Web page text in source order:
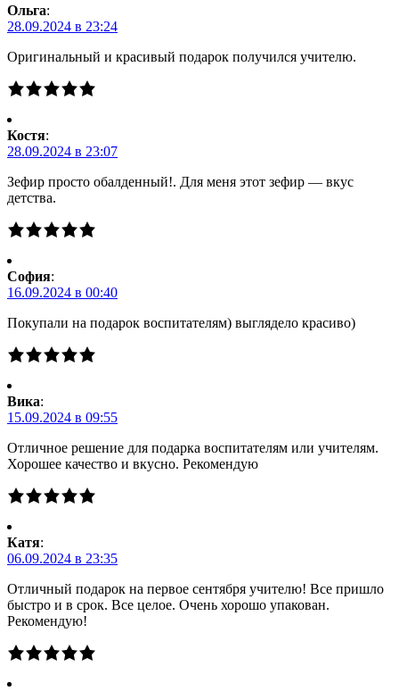
Ольга:
28.09.2024 в 23:24
Оригинальный и красивый подарок получился учителю.
Костя:
28.09.2024 в 23:07
Зефир просто обалденный!. Для меня этот зефир — вкус
детства.
Cофия:
16.09.2024 в 00:40
Покупали на подарок воспитателям) выглядело красиво)
Вика:
15.09.2024 в 09:55
Отличное решение для подарка воспитателям или учителям.
Хорошее качество и вкусно. Рекомендую
Катя:
06.09.2024 в 23:35
Отличный подарок на первое сентября учителю! Все пришло
быстро и в срок. Все целое. Очень хорошо упакован.
Рекомендую!